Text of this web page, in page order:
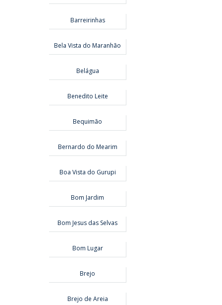
Barreirinhas
Bela Vista do Maranhão
Belágua
Benedito Leite
Bequimão
Bernardo do Mearim
Boa Vista do Gurupi
Bom Jardim
Bom Jesus das Selvas
Bom Lugar
Brejo
Brejo de Areia